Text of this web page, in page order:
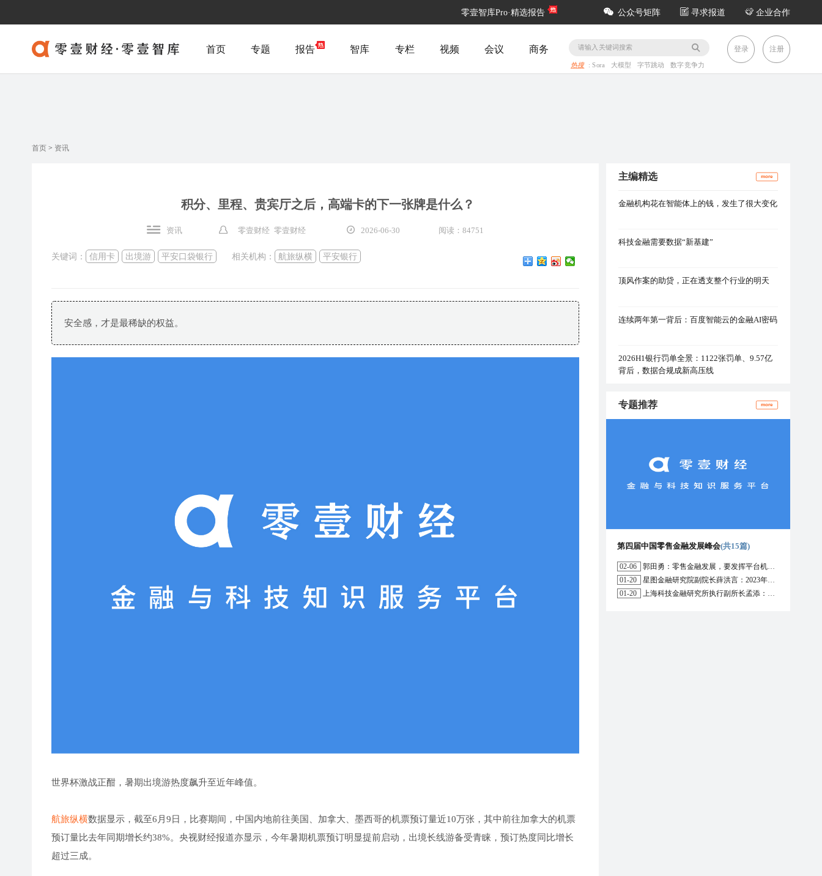
零壹智库Pro·精选报告 公众号矩阵 寻求报道 企业合作
首页 专题 报告 智库 专栏 视频 会议 商务
热搜 :Sora 大模型 字节跳动 数字竞争力
登录 注册
首页 > 资讯
积分、里程、贵宾厅之后，高端卡的下一张牌是什么？
资讯 零壹财经 零壹财经 2026-06-30 阅读：84751
关键词： 信用卡 出境游 平安口袋银行 相关机构： 航旅纵横 平安银行
安全感，才是最稀缺的权益。
世界杯激战正酣，暑期出境游热度飙升至近年峰值。
航旅纵横数据显示，截至6月9日，比赛期间，中国内地前往美国、加拿大、墨西哥的机票预订量近10万张，其中前往加拿大的机票
预订量比去年同期增长约38%。央视财经报道亦显示，今年暑期机票预订明显提前启动，出境长线游备受青睐，预订热度同比增长
超过三成。
主编精选 more
金融机构花在智能体上的钱，发生了很大变化
科技金融需要数据“新基建”
顶风作案的助贷，正在透支整个行业的明天
连续两年第一背后：百度智能云的金融AI密码
2026H1银行罚单全景：1122张罚单、9.57亿
背后，数据合规成新高压线
专题推荐 more
第四届中国零售金融发展峰会(共15篇)
02-06
郭田勇：零售金融发展，要发挥平台机构的作用
01-20
星图金融研究院副院长薛洪言：2023年消费信贷或迎来新起点
01-20
上海科技金融研究所执行副所长孟添：开放银行与嵌入式金融为数字普惠金融带来更大发展空间